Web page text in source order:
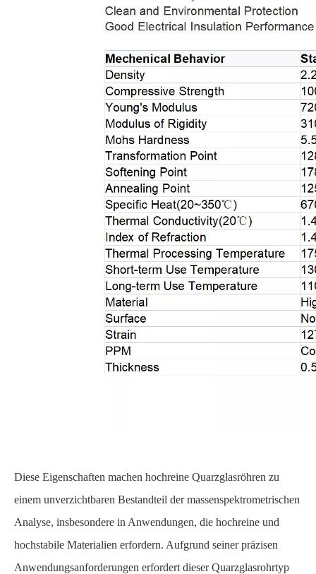
Diese Eigenschaften machen hochreine Quarzglasröhren zu
einem unverzichtbaren Bestandteil der massenspektrometrischen
Analyse, insbesondere in Anwendungen, die hochreine und
hochstabile Materialien erfordern. Aufgrund seiner präzisen
Anwendungsanforderungen erfordert dieser Quarzglasrohrtyp